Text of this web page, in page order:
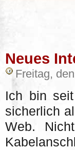
Neues
Freitag,
Ich bin
sicherlich
Web.